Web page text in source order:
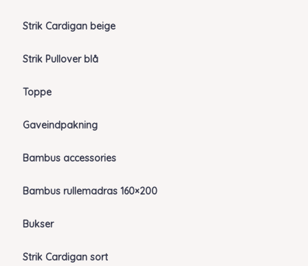
Strik Cardigan beige
Strik Pullover blå
Toppe
Gaveindpakning
Bambus accessories
Bambus rullemadras 160×200
Bukser
Strik Cardigan sort